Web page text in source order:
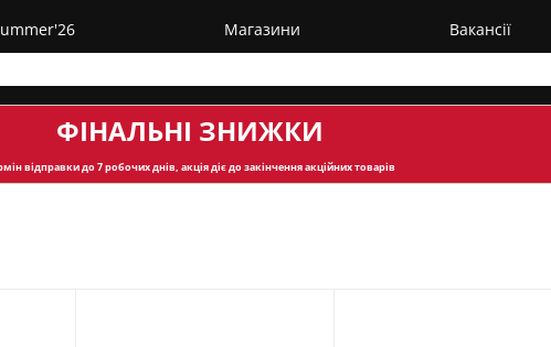
Магазини Вакансії
ФІНАЛЬНІ ЗНИЖКИ
відправкидо 7 робочих днів, акція діє до закінчення акційних товарів